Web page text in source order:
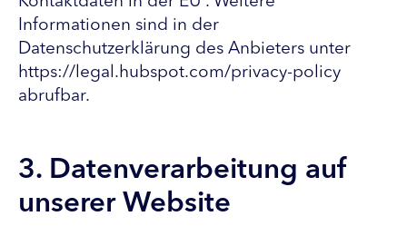
Informationen sind in der
Datenschutzerklärung des Anbieters unter
https://legal.hubspot.com/privacy-policy
abrufbar.
3. Datenverarbeitung auf
unserer Website